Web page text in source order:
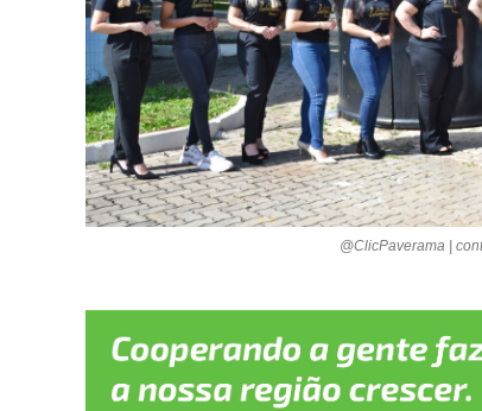
@ClicPaverama |